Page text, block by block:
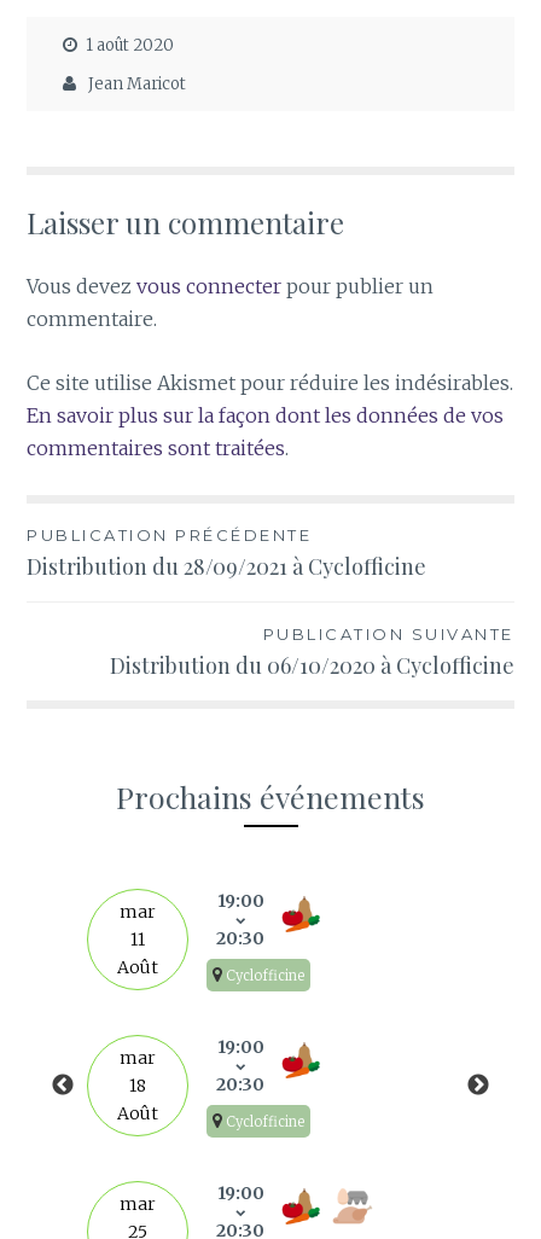
1 août 2020
Jean Maricot
Laisser un commentaire
Vous devezvous connecter pour publier un
commentaire.
Ce site utilise Akismet pour réduire les indésirables.
En savoir plus sur la façon dont les données de vos
commentaires sont traitées.
Navigation
de
PUBLICATION PRÉCÉDENTE
Distribution du 28/09/2021 à Cyclofficine
PUBLICATION SUIVANTE
Distribution du 06/10/2020 à Cyclofficine
Prochains événements
mar
11
Août
19:00
20:30
Cyclofficine
mar
18
Août
19:00
20:30
Cyclofficine
mar
25
19:00
20:30